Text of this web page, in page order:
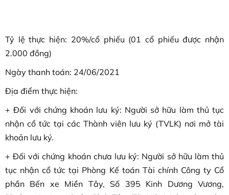
Tỷ lệ thực hiện: 20%/cổ phiếu (01 cổ phiếu được nhận
2.000 đồng)
Ngày thanh toán: 24/06/2021
Địa điểm thực hiện:
+ Đối với chứng khoán lưu ký: Người sở hữu làm thủ tục
nhận cổ tức tại các Thành viên lưu ký (TVLK) nơi mở tài
khoản lưu ký.
+ Đối với chứng khoán chưa lưu ký: Người sở hữu làm thủ
tục nhận cổ tức tại Phòng Kế toán Tài chính Công ty Cổ
phần Bến xe Miền Tây, Số 395 Kinh Dương Vương,